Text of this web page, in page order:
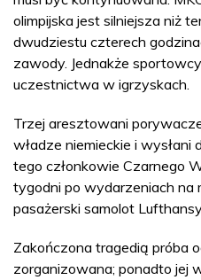
olimpijska jest silniejsza niż
dwudziestu czterech
zawody. Jednakże
uczestnictwa w igrzyskach.
Trzej aresztowani
władze niemieckie i wysłani
tego członkowie Czarnego
tygodni po wydarzeniach na
pasażerski samolot
Zakończona tragedią próba
zorganizowana; ponadto jej